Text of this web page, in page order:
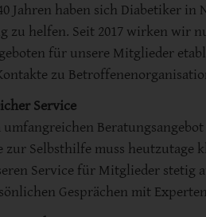
Jahren haben sich Diabetiker
zu helfen. Seit 2017 wirken wir
für unsere Mitglieder
zu
Service
zur Selbsthilfe muss
Service für Mitglieder stetig
Gesprächen mit